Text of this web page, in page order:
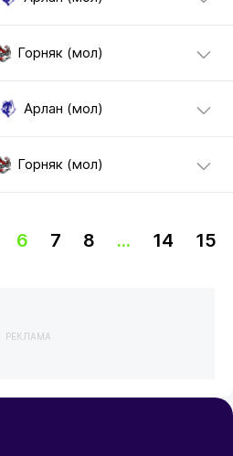
Горняк (мол)
Арлан (мол)
Горняк (мол)
6 7 8 ... 14 15
РЕКЛАМА